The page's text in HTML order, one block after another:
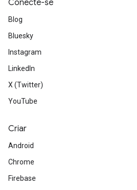
Conecte-se
Blog
Bluesky
Instagram
LinkedIn
X (Twitter)
YouTube
Criar
Android
Chrome
Firebase